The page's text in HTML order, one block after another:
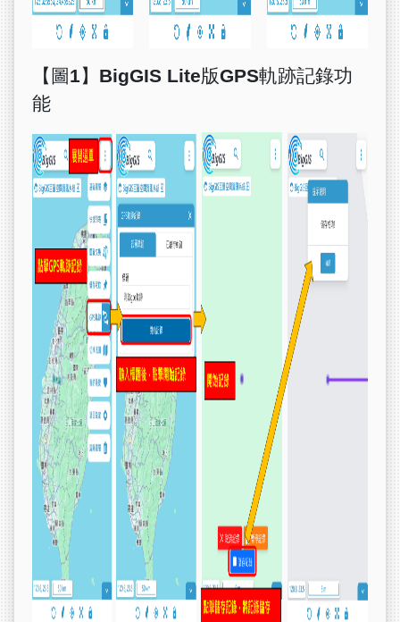
【圖1】 BigGIS Lite版GPS軌跡記錄功
能